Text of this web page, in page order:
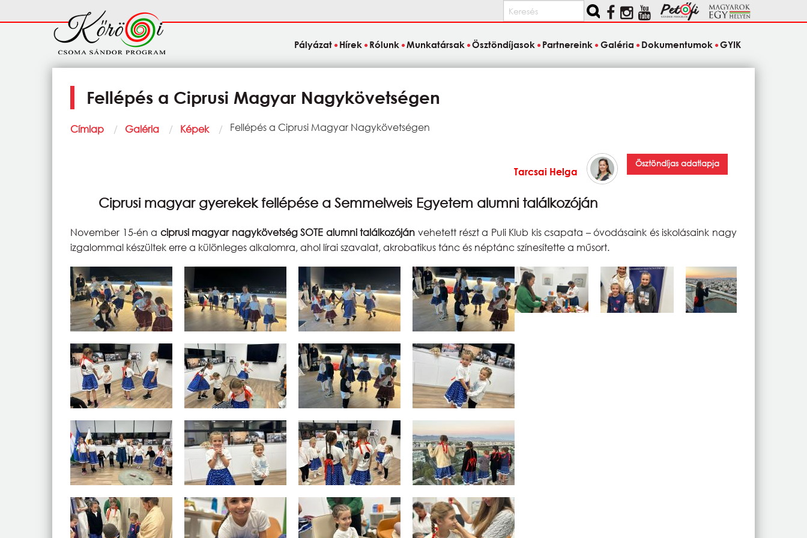
Keresés
Fő
navigáció
Pályázat Hírek Rólunk Munkatársak Ösztöndíjasok Partnereink Galéria Dokumentumok GYIK
Fellépés a Ciprusi Magyar Nagykövetségen
Morzsa
Címlap Galéria Képek Current:
Fellépés a Ciprusi Magyar Nagykövetségen
Tarcsai Helga
Ösztöndíjas adatlapja
Ciprusi magyar gyerekek fellépése a Semmelweis Egyetem alumni találkozóján
November 15-én a ciprusi magyar nagykövetség SOTE alumni találkozóján vehetett részt a Puli Klub kis csapata – óvodásaink és iskolásaink nagy
izgalommal készültek erre a különleges alkalomra, ahol lírai szavalat, akrobatikus tánc és néptánc színesítette a műsort.